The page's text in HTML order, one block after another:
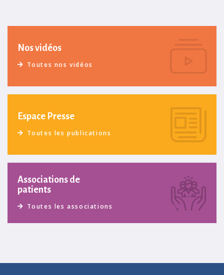
Nos vidéos
Toutes nos vidéos
Espace Presse
Toutes les publications
Associations de
patients
Toutes les associations